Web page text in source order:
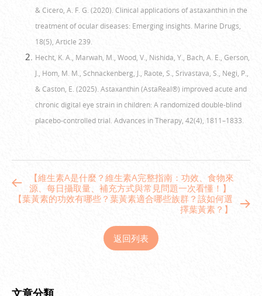
& Cicero, A. F. G. (2020). Clinical applications of astaxanthin in the
treatment of ocular diseases: Emerging insights. Marine Drugs,
18(5), Article 239.
Hecht, K. A., Marwah, M., Wood, V., Nishida, Y., Bach, A. E., Gerson,
J., Hom, M. M., Schnackenberg, J., Raote, S., Srivastava, S., Negi, P.,
& Caston, E. (2025). Astaxanthin (AstaReal®) improved acute and
chronic digital eye strain in children: A randomized double-blind
placebo-controlled trial. Advances in Therapy, 42(4), 1811–1833.
【維生素A是什麼？維生素A完整指南：功效、食物來
源、每日攝取量、補充方式與常見問題一次看懂！】
【葉黃素的功效有哪些？葉黃素適合哪些族群？該如何選
擇葉黃素？】
返回列表